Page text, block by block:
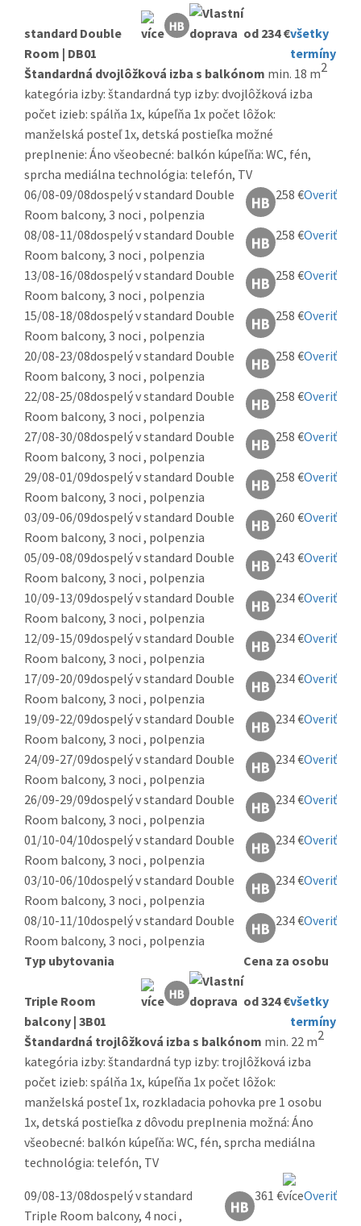
standard Double
Room | DB01
od 234 €všetky
termíny
Štandardná dvojlôžková izba s balkónom min. 18 m2
kategória izby: štandardná typ izby: dvojlôžková izba
počet izieb: spálňa 1x, kúpeľňa 1x počet lôžok:
manželská posteľ 1x, detská postieľka možné
preplnenie: Áno všeobecné: balkón kúpeľňa: WC, fén,
sprcha mediálna technológia: telefón, TV
06/08-09/08dospelý v standard Double
Room balcony, 3 noci , polpenzia
258 €Overiť
08/08-11/08dospelý v standard Double
Room balcony, 3 noci , polpenzia
258 €Overiť
13/08-16/08dospelý v standard Double
Room balcony, 3 noci , polpenzia
258 €Overiť
15/08-18/08dospelý v standard Double
Room balcony, 3 noci , polpenzia
258 €Overiť
20/08-23/08dospelý v standard Double
Room balcony, 3 noci , polpenzia
258 €Overiť
22/08-25/08dospelý v standard Double
Room balcony, 3 noci , polpenzia
258 €Overiť
27/08-30/08dospelý v standard Double
Room balcony, 3 noci , polpenzia
258 €Overiť
29/08-01/09dospelý v standard Double
Room balcony, 3 noci , polpenzia
258 €Overiť
03/09-06/09dospelý v standard Double
Room balcony, 3 noci , polpenzia
260 €Overiť
05/09-08/09dospelý v standard Double
Room balcony, 3 noci , polpenzia
243 €Overiť
10/09-13/09dospelý v standard Double
Room balcony, 3 noci , polpenzia
234 €Overiť
12/09-15/09dospelý v standard Double
Room balcony, 3 noci , polpenzia
234 €Overiť
17/09-20/09dospelý v standard Double
Room balcony, 3 noci , polpenzia
234 €Overiť
19/09-22/09dospelý v standard Double
Room balcony, 3 noci , polpenzia
234 €Overiť
24/09-27/09dospelý v standard Double
Room balcony, 3 noci , polpenzia
234 €Overiť
26/09-29/09dospelý v standard Double
Room balcony, 3 noci , polpenzia
234 €Overiť
01/10-04/10dospelý v standard Double
Room balcony, 3 noci , polpenzia
234 €Overiť
03/10-06/10dospelý v standard Double
Room balcony, 3 noci , polpenzia
234 €Overiť
08/10-11/10dospelý v standard Double
Room balcony, 3 noci , polpenzia
234 €Overiť
Typ ubytovania Cena za osobu
Triple Room
balcony | 3B01
od 324 €všetky
termíny
Štandardná trojlôžková izba s balkónom min. 22 m2
kategória izby: štandardná typ izby: trojlôžková izba
počet izieb: spálňa 1x, kúpeľňa 1x počet lôžok:
manželská posteľ 1x, rozkladacia pohovka pre 1 osobu
1x, detská postieľka z dôvodu preplnenia možná: Áno
všeobecné: balkón kúpeľňa: WC, fén, sprcha mediálna
technológia: telefón, TV
09/08-13/08dospelý v standard
Triple Room balcony, 4 noci ,
361 € Overiť